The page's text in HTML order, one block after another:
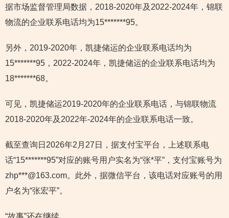
据市场监督管理局数据，2018-2020年及2022-2024年，锦联
物流的企业联系电话均为15*******95。
另外，2019-2020年，凯捷储运的企业联系电话均为
15*******95，2022-2024年，凯捷储运的企业联系电话均为
18*******68。
可见，凯捷储运2019-2020年的企业联系电话，与锦联物流
2018-2020年及2022年-2024年的企业联系电话一致。
截至查询日2026年2月27日，据支付宝平台，上述联系电
话“15*******95”对应的账号用户实名为“张*平”，支付宝账号为
zhp***@163.com。此外，据微信平台，该电话对应账号的用
户名为“张宏平”。
“故事”还在继续。